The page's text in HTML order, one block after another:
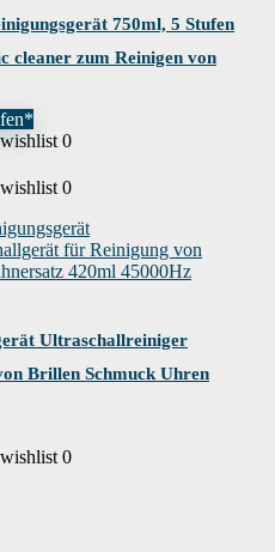
750ml, 5 Stufen
cleaner zum Reinigen von
0
0
Ultraschallreiniger
Brillen Schmuck Uhren
0